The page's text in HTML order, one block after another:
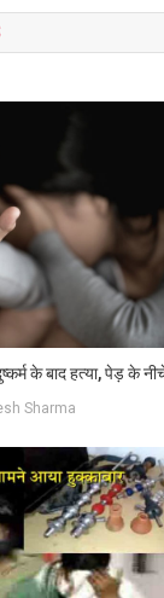
के बाद हत्या, पेड़ के नीचे
Sharma